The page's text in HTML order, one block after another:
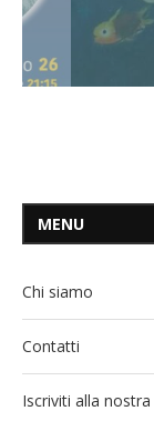
MENU
Chi siamo
Contatti
Iscriviti alla